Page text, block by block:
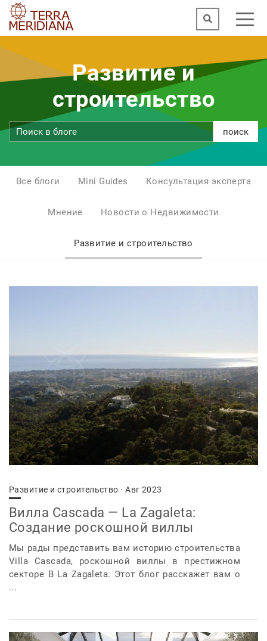
Развитие и
строительство
поиск
Все блоги Mini Guides Консультация эксперта
Мнение Новости о Недвижимости
Развитие и строительство
Развитие и строительство · Авг 2023
Вилла Cascada — La Zagaleta:
Создание роскошной виллы
Мы рады представить вам историю строительства
Villa Cascada, роскошной виллы в престижном
секторе B La Zagaleta. Этот блог расскажет вам о
...